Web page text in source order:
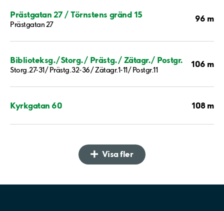
Prästgatan 27 / Törnstens gränd 15
Prästgatan 27
96 m
Biblioteksg./Storg./ Prästg./ Zätagr./ Postgr.
Storg.27-31/ Prästg.32-36/ Zätagr.1-11/ Postgr.11
106 m
Kyrkgatan 60 108 m
Visa fler